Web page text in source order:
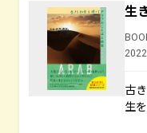
生
古
生